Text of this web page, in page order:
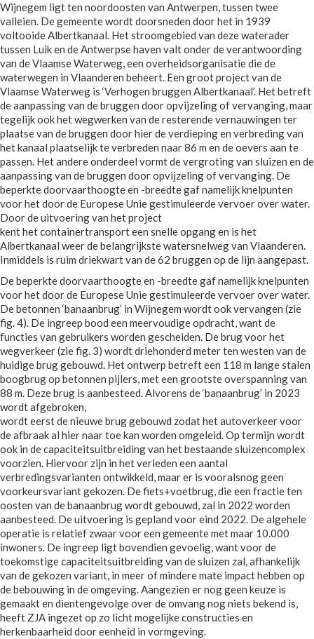
Wijnegem ligt ten noordoosten van Antwerpen, tussen twee
valleien. De gemeente wordt doorsneden door het in 1939
voltooide Albertkanaal. Het stroomgebied van deze waterader
tussen Luik en de Antwerpse haven valt onder de verantwoording
van de Vlaamse Waterweg, een overheidsorganisatie die de
waterwegen in Vlaanderen beheert. Een groot project van de
Vlaamse Waterweg is ‘Verhogen bruggen Albertkanaal’. Het betreft
de aanpassing van de bruggen door opvijzeling of vervanging, maar
tegelijk ook het wegwerken van de resterende vernauwingen ter
plaatse van de bruggen door hier de verdieping en verbreding van
het kanaal plaatselijk te verbreden naar 86 m en de oevers aan te
passen. Het andere onderdeel vormt de vergroting van sluizen en de
aanpassing van de bruggen door opvijzeling of vervanging. De
beperkte doorvaarthoogte en -breedte gaf namelijk knelpunten
voor het door de Europese Unie gestimuleerde vervoer over water.
Door de uitvoering van het project
kent het containertransport een snelle opgang en is het
Albertkanaal weer de belangrijkste watersnelweg van Vlaanderen.
Inmiddels is ruim driekwart van de 62 bruggen op de lijn aangepast.
De beperkte doorvaarthoogte en -breedte gaf namelijk knelpunten
voor het door de Europese Unie gestimuleerde vervoer over water.
De betonnen ‘banaanbrug’ in Wijnegem wordt ook vervangen (zie
fig. 4). De ingreep bood een meervoudige opdracht, want de
functies van gebruikers worden gescheiden. De brug voor het
wegverkeer (zie fig. 3) wordt driehonderd meter ten westen van de
huidige brug gebouwd. Het ontwerp betreft een 118 m lange stalen
boogbrug op betonnen pijlers, met een grootste overspanning van
88 m. Deze brug is aanbesteed. Alvorens de ‘banaanbrug’ in 2023
wordt afgebroken,
wordt eerst de nieuwe brug gebouwd zodat het autoverkeer voor
de afbraak al hier naar toe kan worden omgeleid. Op termijn wordt
ook in de capaciteitsuitbreiding van het bestaande sluizencomplex
voorzien. Hiervoor zijn in het verleden een aantal
verbredingsvarianten ontwikkeld, maar er is vooralsnog geen
voorkeursvariant gekozen. De fiets+voetbrug, die een fractie ten
oosten van de banaanbrug wordt gebouwd, zal in 2022 worden
aanbesteed. De uitvoering is gepland voor eind 2022. De algehele
operatie is relatief zwaar voor een gemeente met maar 10.000
inwoners. De ingreep ligt bovendien gevoelig, want voor de
toekomstige capaciteitsuitbreiding van de sluizen zal, afhankelijk
van de gekozen variant, in meer of mindere mate impact hebben op
de bebouwing in de omgeving. Aangezien er nog geen keuze is
gemaakt en dientengevolge over de omvang nog niets bekend is,
heeft ZJA ingezet op zo licht mogelijke constructies en
herkenbaarheid door eenheid in vormgeving.